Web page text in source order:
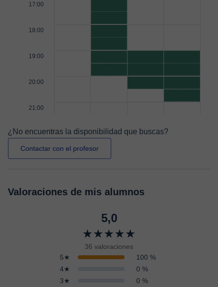
17:00
18:00
19:00
20:00
21:00
¿No encuentras la disponibilidad que buscas?
Contactar con el profesor
Valoraciones de mis alumnos
5,0
★★★★★
36 valoraciones
5★
100 %
4★
0 %
3★
0 %